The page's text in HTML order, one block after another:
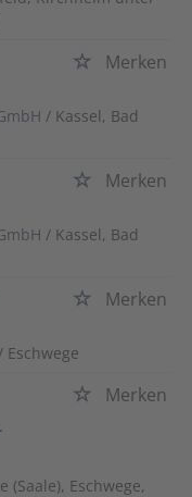
Merken
/ Kassel, Bad
Merken
/ Kassel, Bad
Merken
Eschwege
Merken
(Saale), Eschwege,